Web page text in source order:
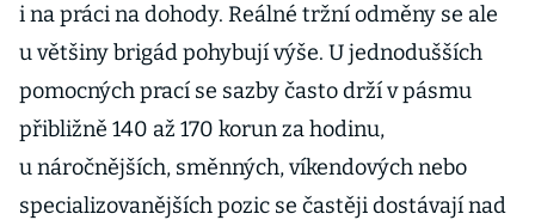
i na práci na dohody. Reálné tržní odměny se ale
u většiny brigád pohybují výše. U jednodušších
pomocných prací se sazby často drží v pásmu
přibližně 140 až 170 korun za hodinu,
u náročnějších, směnných, víkendových nebo
specializovanějších pozic se častěji dostávají nad